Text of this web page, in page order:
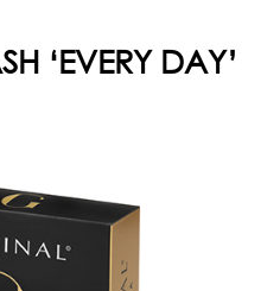
‘EVERY DAY’